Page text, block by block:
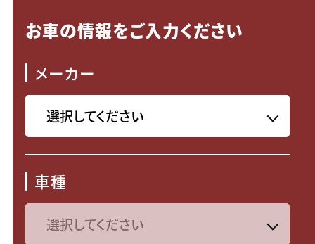
お車の情報をご入力ください
メーカー
車種